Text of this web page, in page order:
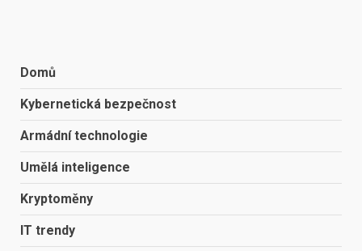
Domů
Kybernetická bezpečnost
Armádní technologie
Umělá inteligence
Kryptoměny
IT trendy